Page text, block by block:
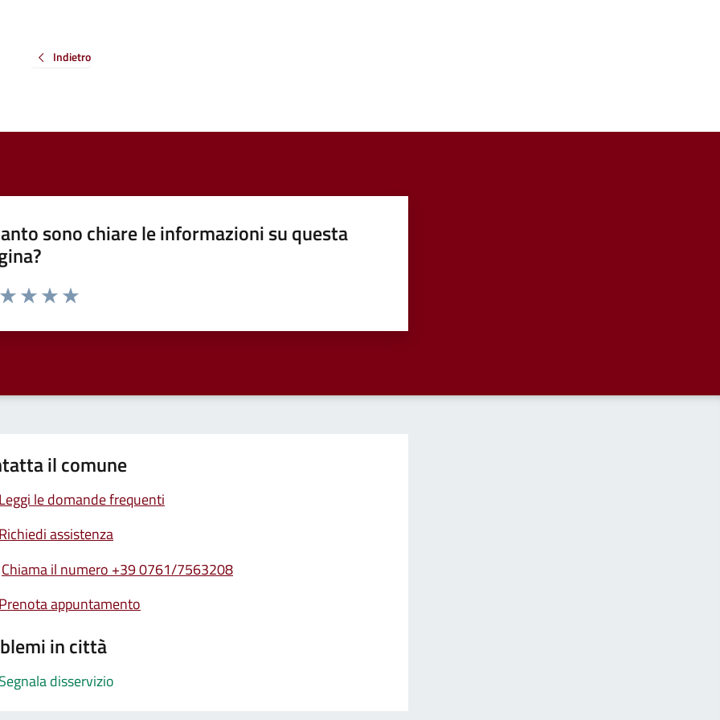
Indietro
sono chiare le informazioni su questa
da 1 a 5 stelle la pagina
il comune
Leggi le domande frequenti
Richiedi assistenza
Chiama il numero +39 0761/7563208
Prenota appuntamento
in città
Segnala disservizio